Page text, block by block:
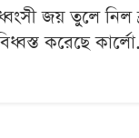
জয় তুলে নিল
করেছে